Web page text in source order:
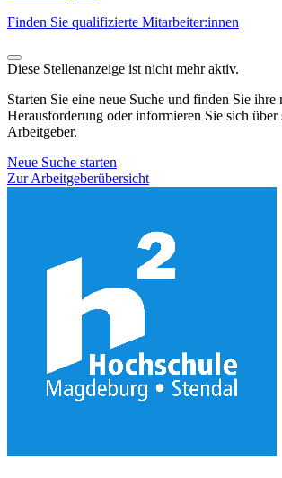
Finden Sie qualifizierte Mitarbeiter:innen
Diese Stellenanzeige ist nicht mehr aktiv.
Starten Sie eine neue Suche und finden Sie ihre
Herausforderung oder informieren Sie sich über
Arbeitgeber.
Neue Suche starten
Zur Arbeitgeberübersicht